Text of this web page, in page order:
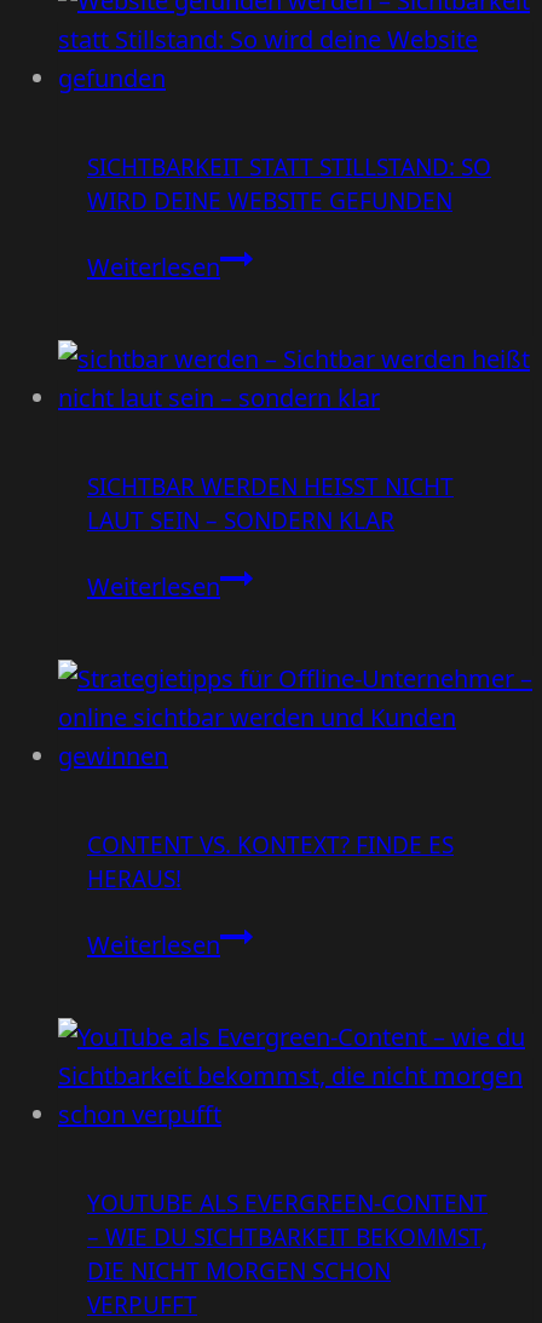
Deine
Werbung
Werbeblock
–
also
mach
besser
als
Hauptfilm
SICHTBARKEIT STATT STILLSTAND: SO
WIRD DEINE WEBSITE GEFUNDEN
WeiterlesenSichtbarkeit
So
wird
Website
gefunden
SICHTBAR WERDEN HEISST NICHT L
AUT SEIN – SONDERN KLAR
WeiterlesenSichtbar
nicht
laut
sondern
CONTENT VS. KONTEXT? FINDE ES
HERAUS!
WeiterlesenContent
Finde
es
heraus!
YOUTUBE ALS EVERGREEN-CONTENT
– WIE DU SICHTBARKEIT BEKOMMST,
DIE NICHT MORGEN SCHON
VERPUFFT